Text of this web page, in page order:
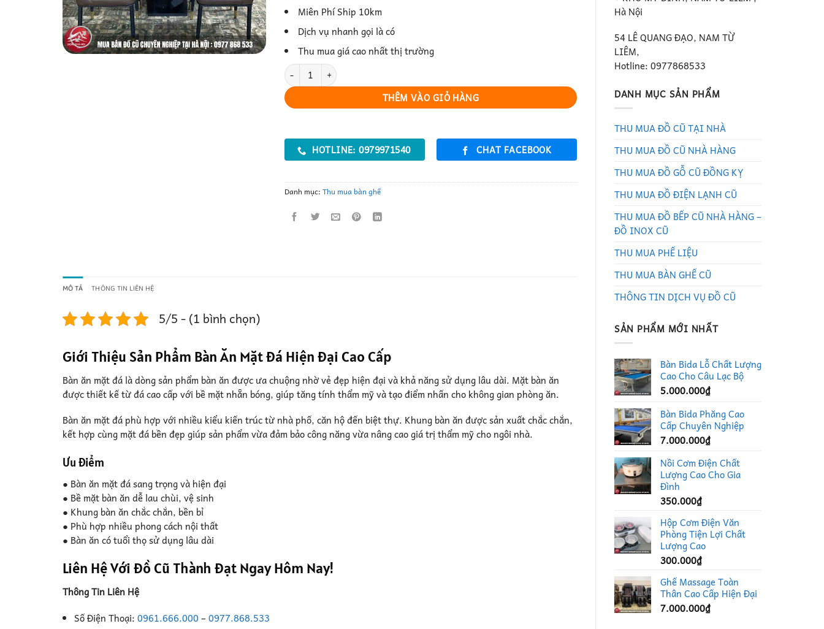
Hà Nội
54 LÊ QUANG ĐẠO, NAM TỪ
LIÊM,
Hotline: 0977868533
DANH MỤC SẢN PHẨM
THU MUA ĐỒ CŨ TẠI NHÀ
THU MUA ĐỒ CŨ NHÀ HÀNG
THU MUA ĐỒ GỖ CŨ ĐỒNG KỴ
THU MUA ĐỒ ĐIỆN LẠNH CŨ
THU MUA ĐỒ BẾP CŨ NHÀ HÀNG –
ĐỒ INOX CŨ
THU MUA PHẾ LIỆU
THU MUA BÀN GHẾ CŨ
THÔNG TIN DỊCH VỤ ĐỒ CŨ
SẢN PHẨM MỚI NHẤT
Bàn Bida Lỗ Chất Lượng
Cao Cho Câu Lạc Bộ
5.000.000₫
Bàn Bida Phăng Cao
Cấp Chuyên Nghiệp
7.000.000₫
Nồi Cơm Điện Chất
Lượng Cao Cho Gia
Đình
350.000₫
Hộp Cơm Điện Văn
Phòng Tiện Lợi Chất
Lượng Cao
300.000₫
Ghế Massage Toàn
Thân Cao Cấp Hiện Đại
7.000.000₫
Miên Phí Ship 10km
Dịch vụ nhanh gọi là có
Thu mua giá cao nhất thị trường
Bàn Ăn Mặt Đá Hiện Đại Cao Cấp số lượng
THÊM VÀO GIỎ HÀNG
HOTLINE: 0979971540 CHAT FACEBOOK
Danh mục:Thu mua bàn ghế
MÔ TẢ THÔNG TIN LIÊN HỆ
5/5 - (1 bình chọn)
Giới Thiệu Sản Phẩm Bàn Ăn Mặt Đá Hiện Đại Cao Cấp
Bàn ăn mặt đá là dòng sản phẩm bàn ăn được ưa chuộng nhờ vẻ đẹp hiện đại và khả năng sử dụng lâu dài. Mặt bàn ăn
được thiết kế từ đá cao cấp với bề mặt nhẵn bóng, giúp tăng tính thẩm mỹ và tạo điểm nhấn cho không gian phòng ăn.
Bàn ăn mặt đá phù hợp với nhiều kiểu kiến trúc từ nhà phố, căn hộ đến biệt thự. Khung bàn ăn được sản xuất chắc chắn,
kết hợp cùng mặt đá bền đẹp giúp sản phẩm vừa đảm bảo công năng vừa nâng cao giá trị thẩm mỹ cho ngôi nhà.
Ưu điểm
● Bàn ăn mặt đá sang trọng và hiện đại
● Bề mặt bàn ăn dễ lau chùi, vệ sinh
● Khung bàn ăn chắc chắn, bền bỉ
● Phù hợp nhiều phong cách nội thất
● Bàn ăn có tuổi thọ sử dụng lâu dài
Liên Hệ Với Đồ Cũ Thành Đạt Ngay Hôm Nay!
Thông Tin Liên Hệ
Số Điện Thoại:0961.666.000 –0977.868.533